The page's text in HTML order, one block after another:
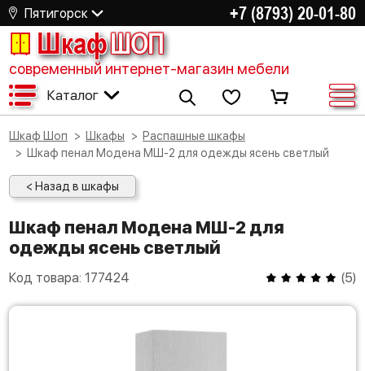
Пятигорск +7 (8793) 20-01-80
ШкафШОП
современный интернет-магазин мебели
Каталог
Шкаф Шоп Шкафы
Распашные шкафы
Шкаф пенал Модена МШ-2 для одежды ясень светлый
< Назад в шкафы
Шкаф пенал Модена МШ-2 для
одежды ясень светлый
Код товара: 177424 (5)